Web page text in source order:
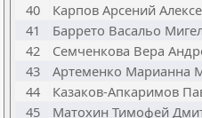
40
Карпов Арсений
41
Баррето Васальо
42
Семченкова Вера
43
Артеменко Марианна
44
Казаков-Апкаримов
45
Матохин Тимофей